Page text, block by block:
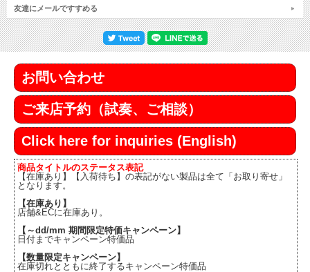
友達にメールですすめる
お問い合わせ
ご来店予約（試奏、ご相談）
Click here for inquiries (English)
商品タイトルのステータス表記
【在庫あり】【入荷待ち】の表記がない製品は全て「お取り寄せ」
となります。
【在庫あり】
店舗&ECに在庫あり。
【～dd/mm 期間限定特価キャンペーン】
日付までキャンペーン特価品
【数量限定キャンペーン】
在庫切れとともに終了するキャンペーン特価品